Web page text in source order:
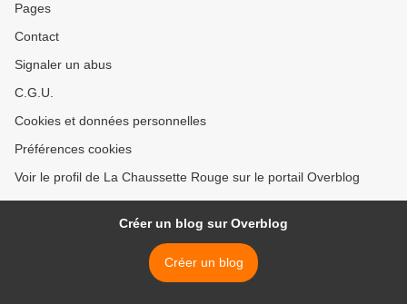
Pages
Contact
Signaler un abus
C.G.U.
Cookies et données personnelles
Préférences cookies
Voir le profil de La Chaussette Rouge sur le portail Overblog
Créer un blog sur Overblog
Créer un blog